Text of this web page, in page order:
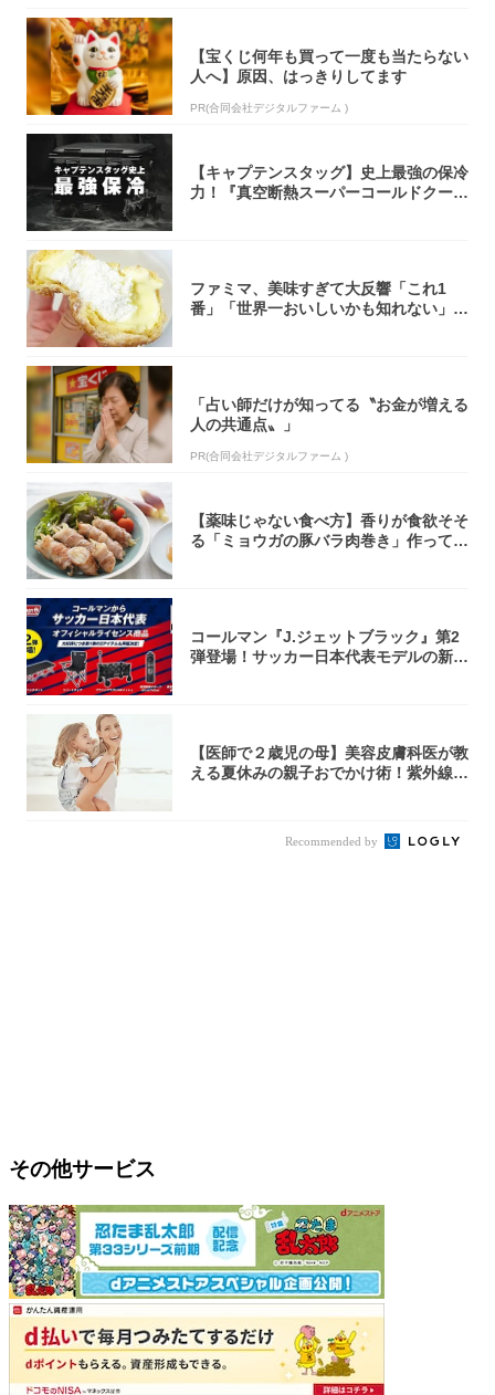
【宝くじ何年も買って一度も当たらない
人へ】原因、はっきりしてます
PR(合同会社デジタルファーム )
【キャプテンスタッグ】史上最強の保冷
力！『真空断熱スーパーコールドクーラ
ファミマ、美味すぎて大反響「これ1
番」「世界一おいしいかも知れない」
「占い師だけが知ってる〝お金が増える
人の共通点〟」
PR(合同会社デジタルファーム )
【薬味じゃない食べ方】香りが食欲そそ
る「ミョウガの豚バラ肉巻き」作ってみ
コールマン『J.ジェットブラック』第2
弾登場！サッカー日本代表モデルの新作
【医師で２歳児の母】美容皮膚科医が教
える夏休みの親子おでかけ術！紫外線＆
Recommended by
その他サービス